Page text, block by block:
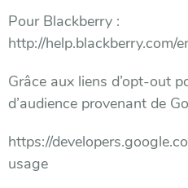
Pour Blackberry :
http://help.blackberry.com/
Grâce aux liens d’opt-out
d’audience provenant de
https://
usage